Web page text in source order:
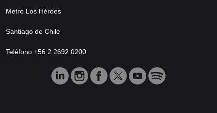
Metro Los Héroes
Santiago de Chile
Teléfono +56 2 2692 0200